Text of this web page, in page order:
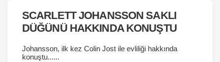
SCARLETT JOHANSSON SAKLI
DÜĞÜNÜ HAKKINDA KONUŞTU
Johansson, ilk kez Colin Jost ile evliliği hakkında
konuştu......